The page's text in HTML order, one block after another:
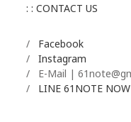
: : CONTACT US
/ Facebook
/ Instagram
/ E-Mail |
/ LINE 61NOTE